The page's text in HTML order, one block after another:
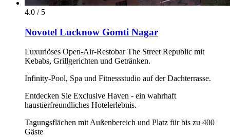
4.0 / 5
Novotel Lucknow Gomti Nagar
Luxuriöses Open-Air-Restobar The Street Republic mit
Kebabs, Grillgerichten und Getränken.
Infinity-Pool, Spa und Fitnessstudio auf der Dachterrasse.
Entdecken Sie Exclusive Haven - ein wahrhaft
haustierfreundliches Hotelerlebnis.
Tagungsflächen mit Außenbereich und Platz für bis zu 400
Gäste